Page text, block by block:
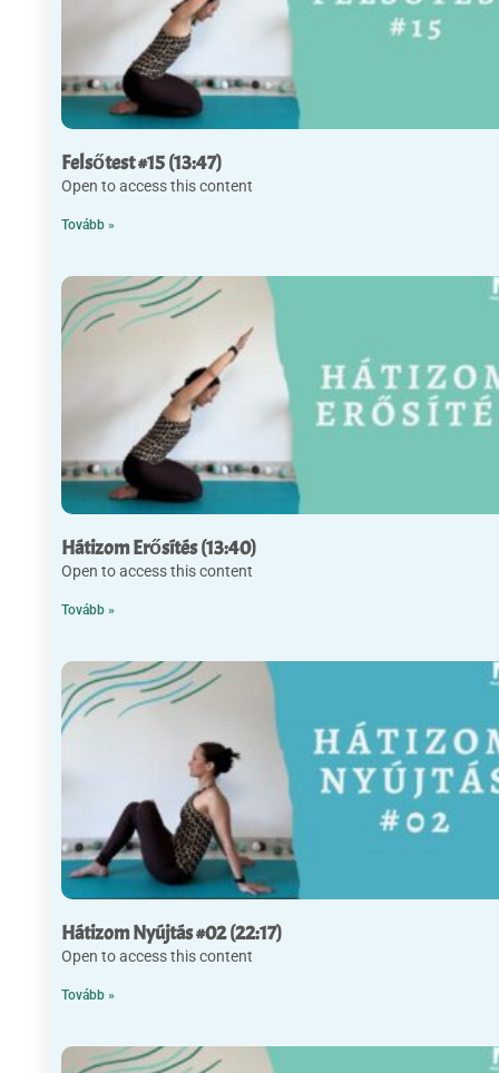
Felsőtest #15 (13:47)
Open to access this content
Tovább »
Hátizom Erősítés (13:40)
Open to access this content
Tovább »
Hátizom Nyújtás #02 (22:17)
Open to access this content
Tovább »